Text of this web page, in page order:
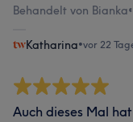
Behandelt von Bianka•
Katharina•vor 22
Auch dieses Mal